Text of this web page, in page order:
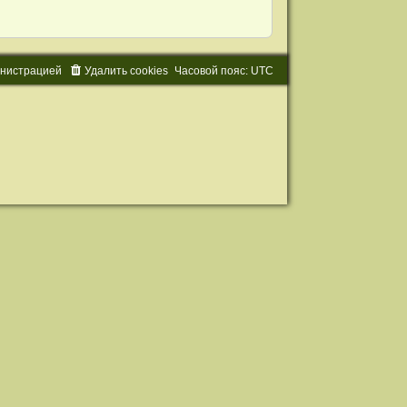
Часовой пояс: UTC
Удалить cookies
нистрацией